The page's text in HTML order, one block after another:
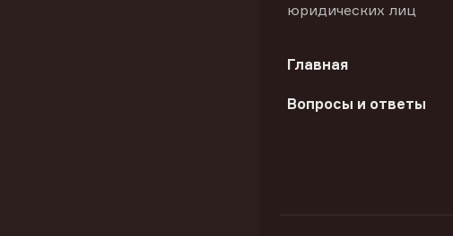
юридических лиц
Главная
Вопросы и ответы